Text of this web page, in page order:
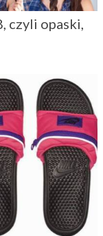
czyli opaski,